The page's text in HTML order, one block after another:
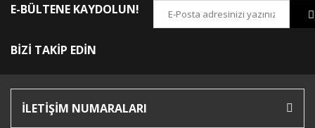
E-BÜLTENE KAYDOLUN!
BİZİ TAKİP EDİN
İLETİŞİM NUMARALARI